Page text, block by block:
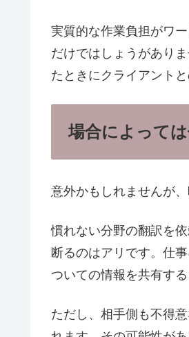
実質的な作業負担がワ
だけではしょうがあり
たときにクライアント
場合によって
意外かもしれませんが
慣れない分野の翻訳を
断るのはアリです。仕
ついての情報を共有す
ただし、相手側も不得